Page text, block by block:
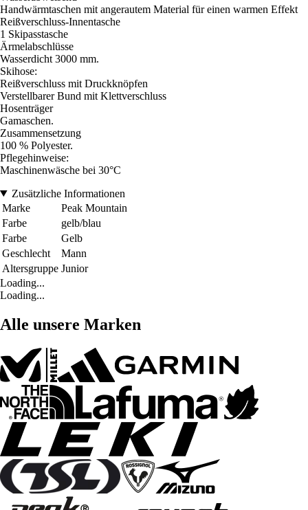
Handwärmtaschen mit angerautem Material für einen warmen Effekt
Reißverschluss-Innentasche
1 Skipasstasche
Ärmelabschlüsse
Wasserdicht 3000 mm.
Skihose:
Reißverschluss mit Druckknöpfen
Verstellbarer Bund mit Klettverschluss
Hosenträger
Gamaschen.
Zusammensetzung
100 % Polyester.
Pflegehinweise:
Maschinenwäsche bei 30°C
Zusätzliche Informationen
Marke
Peak Mountain
Farbe
gelb/blau
Farbe
Gelb
Geschlecht
Mann
Altersgruppe Junior
Loading...
Loading...
Alle unsere Marken